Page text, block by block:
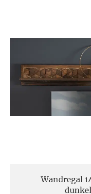
Wandregal